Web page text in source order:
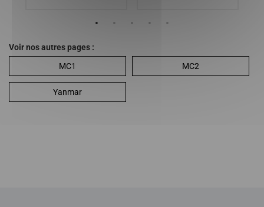
Voir nos autres pages :
MC1
MC2
Yanmar